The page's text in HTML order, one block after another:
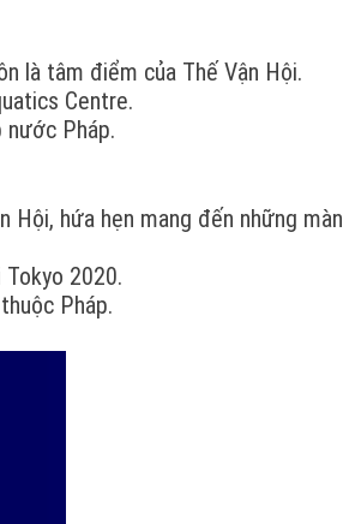
là tâm điểm của Thế Vận Hội.
Centre.
Pháp.
hứa hẹn mang đến những màn
2020.
Pháp.